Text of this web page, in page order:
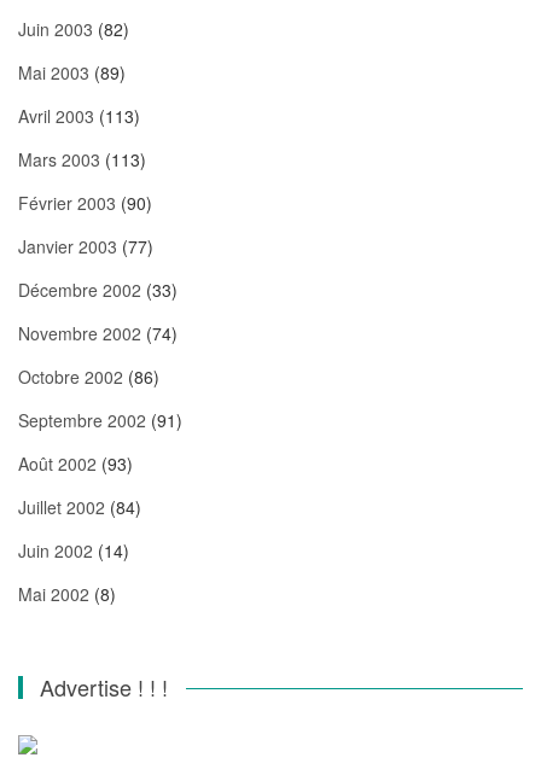
Juin 2003 (82)
Mai 2003 (89)
Avril 2003 (113)
Mars 2003 (113)
Février 2003 (90)
Janvier 2003 (77)
Décembre 2002 (33)
Novembre 2002 (74)
Octobre 2002 (86)
Septembre 2002 (91)
Août 2002 (93)
Juillet 2002 (84)
Juin 2002 (14)
Mai 2002 (8)
Advertise ! ! !